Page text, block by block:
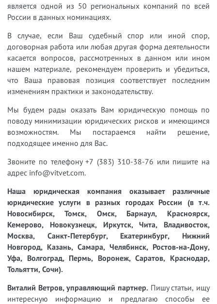
является одной из 50 региональных компаний по всей
России в данных номинациях.
В случае, если Ваш судебный спор или иной спор,
договорная работа или любая другая форма деятельности
касается вопросов, рассмотренных в данном или ином
нашем материале, рекомендуем проверить и убедиться,
что Ваша правовая позиция соответствует последним
изменениям практики и законодательству.
Мы будем рады оказать Вам юридическую помощь по
поводу минимизации юридических рисков и имеющимся
возможностям. Мы постараемся найти решение,
подходящее именно для Вас.
Звоните по телефону +7 (383) 310-38-76 или пишите на
адрес info@vitvet.com.
Наша юридическая компания оказывает различные
юридические услуги в разных городах России (в т.ч.
Новосибирск, Томск, Омск, Барнаул, Красноярск,
Кемерово, Новокузнецк, Иркутск, Чита, Владивосток,
Москва, Санкт-Петербург, Екатеринбург, Нижний
Новгород, Казань, Самара, Челябинск, Ростов-на-Дону,
Уфа, Волгоград, Пермь, Воронеж, Саратов, Краснодар,
Тольятти, Сочи).
Виталий Ветров, управляющий партнер. Пишу статьи, ищу
интересную информацию и предлагаю способы ее